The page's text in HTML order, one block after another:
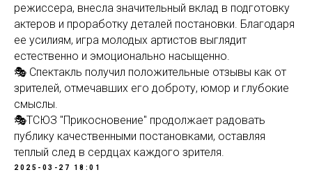
режиссера, внесла значительный вклад в подготовку
актеров и проработку деталей постановки. Благодаря
ее усилиям, игра молодых артистов выглядит
естественно и эмоционально насыщенно.
🎭 Спектакль получил положительные отзывы как от
зрителей, отмечавших его доброту, юмор и глубокие
смыслы.
🎭ТСЮЗ "Прикосновение" продолжает радовать
публику качественными постановками, оставляя
теплый след в сердцах каждого зрителя.
2025-03-27 18:01